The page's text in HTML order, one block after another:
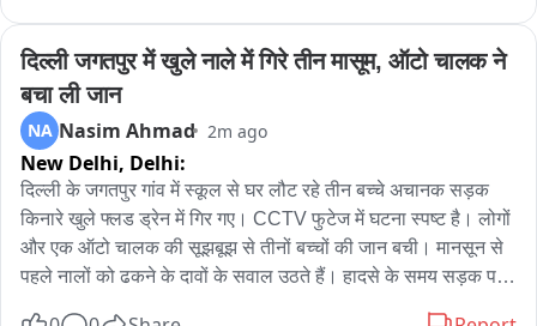
के लिए क्षेत्र के कई जनप्रतिनिधि और हजारों की संख्या में लोग पहुंचे।
उनके पार्थिव शरीर को CRPF के सजे धजे वाहन पर रखकर क्षेत्र भ्रमण
उपरांत मोक्षधाम पहुंचा, जहां CRPF के जवानों ने उन्हें गार्ड ऑफ ऑनर
दिया। इसके बाद पूरे राजकीय सम्मान के साथ उनका अंतिम संस्कार किया
गया।
दिल्ली जगतपुर में खुले नाले में गिरे तीन मासूम, ऑटो चालक ने
बचा ली जान
NA Nasim Ahmad 2m ago
New Delhi, Delhi:
दिल्ली के जगतपुर गांव में स्कूल से घर लौट रहे तीन बच्चे अचानक सड़क
किनारे खुले फ्लड ड्रेन में गिर गए। CCTV फुटेज में घटना स्पष्ट है। लोगों
और एक ऑटो चालक की सूझबूझ से तीनों बच्चों की जान बची। मानसून से
पहले नालों को ढकने के दावों के सवाल उठते हैं। हादसे के समय सड़क पर